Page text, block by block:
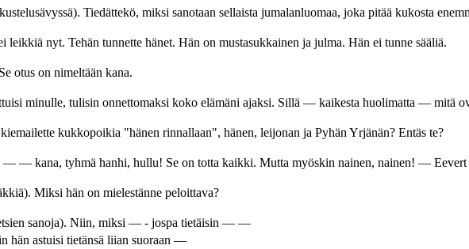
Tiedättekö, miksi sanotaan sellaista jumalanluomaa, joka pitää kukosta
nyt. Tehän tunnette hänet. Hän on mustasukkainen ja julma. Hän ei tunne sääliä.
otus on nimeltään kana.
minulle, tulisin onnettomaksi koko elämäni ajaksi. Sillä — kaikesta huolimatta — mitä
kukkopoikia "hänen rinnallaan", hänen, leijonan ja Pyhän Yrjänän? Entäs te?
— — kana, tyhmä hanhi, hullu! Se on totta kaikki. Mutta myöskin nainen, nainen! —
Miksi hän on mielestänne peloittava?
sanoja). Niin, miksi — - jospa tietäisin — —
hän astuisi tietänsä liian suoraan —